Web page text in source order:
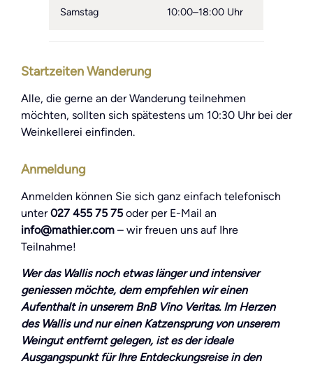
Samstag 10:00–18:00 Uhr
Startzeiten Wanderung
Alle, die gerne an der Wanderung teilnehmen
möchten, sollten sich spätestens um 10:30 Uhr bei der
Weinkellerei einfinden.
Anmeldung
Anmelden können Sie sich ganz einfach telefonisch
unter027 455 75 75 oder per E-Mail an
info@mathier.com – wir freuen uns auf Ihre
Teilnahme!
Wer das Wallis noch etwas länger und intensiver
geniessen möchte, dem empfehlen wir einen
Aufenthalt in unserem BnB Vino Veritas. Im Herzen
des Wallis und nur einen Katzensprung von unserem
Weingut entfernt gelegen, ist es der ideale
Ausgangspunkt für Ihre Entdeckungsreise in den